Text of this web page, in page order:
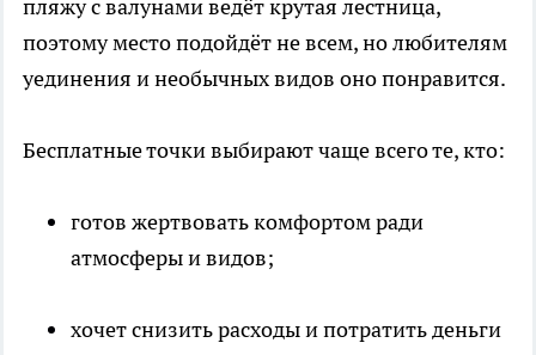
пляжу с валунами ведёт крутая лестница,
поэтому место подойдёт не всем, но любителям
уединения и необычных видов оно понравится.
Бесплатные точки выбирают чаще всего те, кто:
готов жертвовать комфортом ради
атмосферы и видов;
хочет снизить расходы и потратить деньги